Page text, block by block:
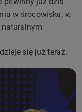
w środowisku, w
się już teraz.